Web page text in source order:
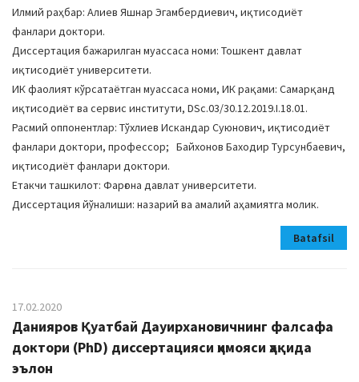
Илмий раҳбар: Алиев Яшнар Эгамбердиевич, иқтисодиёт
фанлари доктори.
Диссертация бажарилган муассаса номи: Тошкент давлат
иқтисодиёт университети.
ИК фаолият кўрсатаётган муассаса номи, ИК рақами: Самарқанд
иқтисодиёт ва сервис институти, DSс.03/30.12.2019.I.18.01.
Расмий оппонентлар: Тўхлиев Искандар Суюнович, иқтисодиёт
фанлари доктори, профессор; Байхонов Баходир Турсунбаевич,
иқтисодиёт фанлари доктори.
Етакчи ташкилот: Фарғона давлат университети.
Диссертация йўналиши: назарий ва амалий аҳамиятга молик.
Batafsil
17.02.2020
Данияров Қуатбай Дауирхановичнинг фалсафа
доктори (PhD) диссертацияси ҳимояси ҳақида
эълон